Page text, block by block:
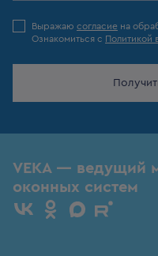
Выражаю согласие на
Ознакомиться с Политикой
VEKA — ведущий
оконных систем